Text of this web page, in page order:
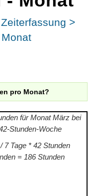
Zeiterfassung >
pro Monat?
für Monat März bei
Stunden-Woche
7 Tage * 42 Stunden
= 186 Stunden